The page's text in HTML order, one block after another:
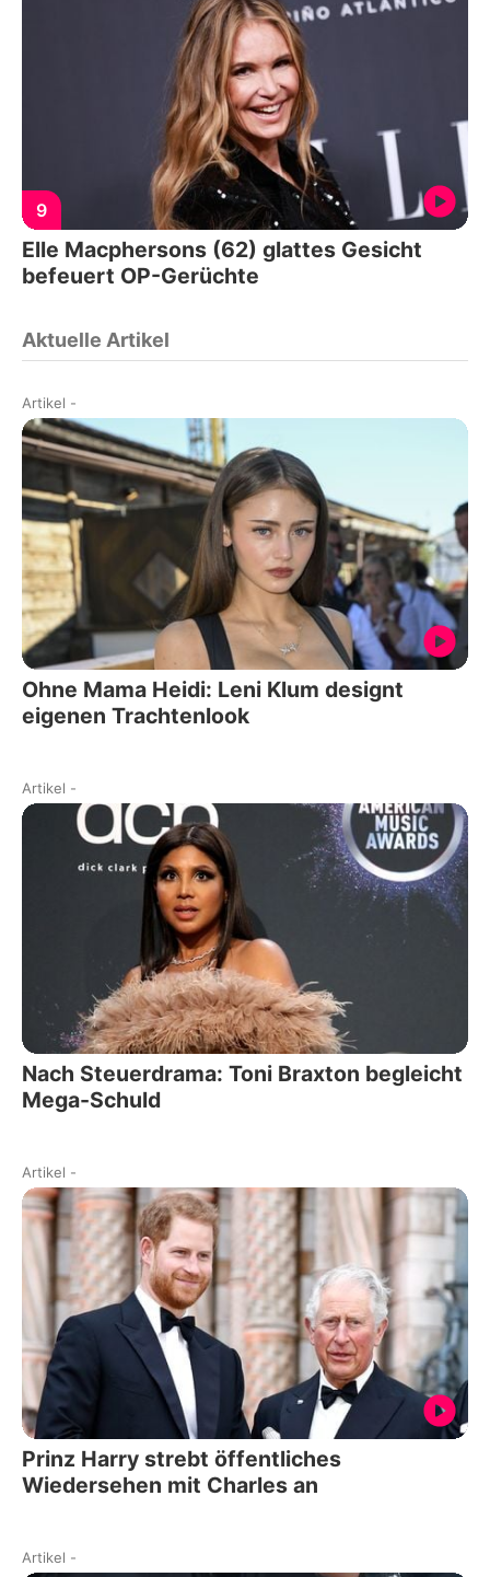
9
Elle Macphersons (62) glattes Gesicht
befeuert OP-Gerüchte
Aktuelle Artikel
Artikel -
Ohne Mama Heidi: Leni Klum designt
eigenen Trachtenlook
Artikel -
Nach Steuerdrama: Toni Braxton begleicht
Mega-Schuld
Artikel -
Prinz Harry strebt öffentliches
Wiedersehen mit Charles an
Artikel -